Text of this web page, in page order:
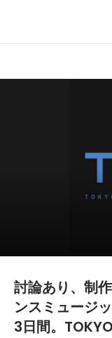
討論あり、制
ンスミュージ
3日間。